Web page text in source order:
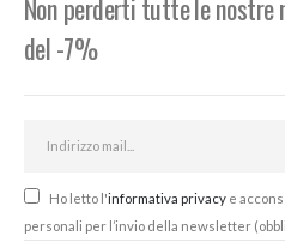
Non perderti tutte le nostre
del -7%
Ho letto l'informativa privacy e
personali per l’invio della newsletter